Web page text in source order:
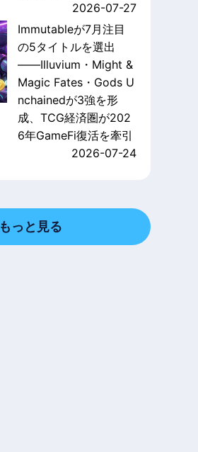
2026-07-27
Immutableが7月注目
の5タイトルを選出
——Illuvium・Might &
Magic Fates・Gods U
nchainedが3強を形
成、TCG経済圏が202
6年GameFi復活を牽引
2026-07-24
もっと見る